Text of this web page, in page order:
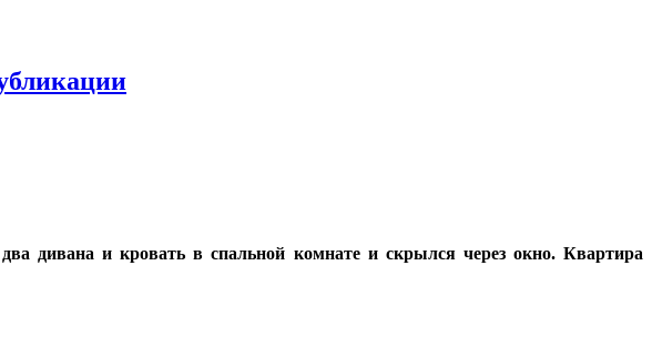
дивана и кровать в спальной комнате и скрылся через окно. Квартира